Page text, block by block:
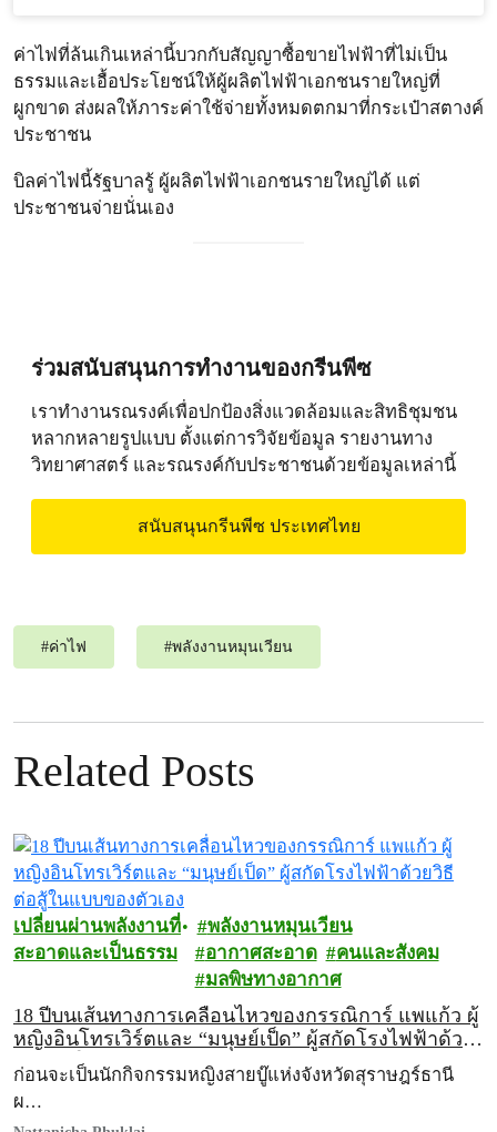
ค่าไฟที่ล้นเกินเหล่านี้บวกกับสัญญาซื้อขายไฟฟ้าที่ไม่เป็น
ธรรมและเอื้อประโยชน์ให้ผู้ผลิตไฟฟ้าเอกชนรายใหญ่ที่
ผูกขาด ส่งผลให้ภาระค่าใช้จ่ายทั้งหมดตกมาที่กระเป๋าสตางค์
ประชาชน
บิลค่าไฟนี้รัฐบาลรู้ ผู้ผลิตไฟฟ้าเอกชนรายใหญ่ได้ แต่
ประชาชนจ่ายนั่นเอง
ร่วมสนับสนุนการทำงานของกรีนพีซ
เราทำงานรณรงค์เพื่อปกป้องสิ่งแวดล้อมและสิทธิชุมชน
หลากหลายรูปแบบ ตั้งแต่การวิจัยข้อมูล รายงานทาง
วิทยาศาสตร์ และรณรงค์กับประชาชนด้วยข้อมูลเหล่านี้
สนับสนุนกรีนพีซ ประเทศไทย
#ค่าไฟ #พลังงานหมุนเวียน
Related Posts
เปลี่ยนผ่านพลังงานที่
สะอาดและเป็นธรรม
พลังงานหมุนเวียน
อากาศสะอาด
คนและสังคม
มลพิษทางอากาศ
18 ปีบนเส้นทางการเคลื่อนไหวของกรรณิการ์ แพแก้ว ผู้
หญิงอินโทรเวิร์ตและ “มนุษย์เป็ด” ผู้สกัดโรงไฟฟ้าด้วย
วิธีต่อสู้ในแบบของตัวเอง
ก่อนจะเป็นนักกิจกรรมหญิงสายบู๊แห่งจังหวัดสุราษฎร์ธานี
ผ…